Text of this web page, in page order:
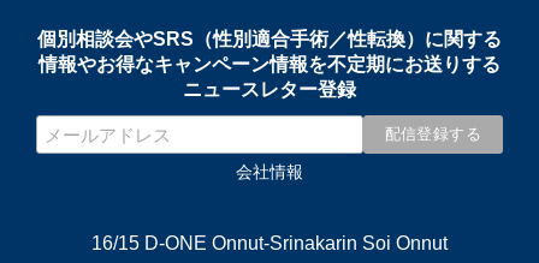
個別相談会やSRS（性別適合手術／性転換）に関する
情報やお得なキャンペーン情報を不定期にお送りする
ニュースレター登録
会社情報
16/15 D-ONE Onnut-Srinakarin Soi Onnut